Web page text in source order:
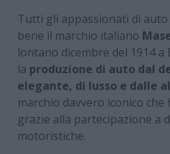
Tutti gli appassionati di
bene il marchio italiano
lontano dicembre del 1914
la produzione di auto dal
elegante, di lusso e dalle
marchio davvero iconico
grazie alla partecipazione a
motoristiche.